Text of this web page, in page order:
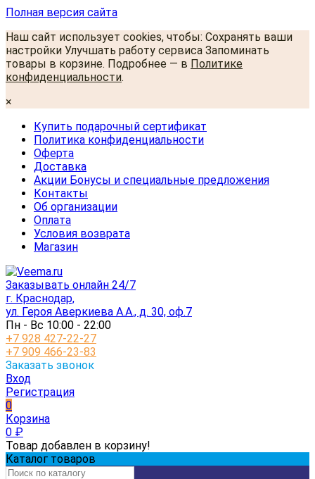
Полная версия сайта
Наш сайт использует cookies, чтобы: Сохранять ваши
настройки Улучшать работу сервиса Запоминать
товары в корзине. Подробнее — в Политике
конфиденциальности.
×
Купить подарочный сертификат
Политика конфиденциальности
Оферта
Доставка
Акции Бонусы и специальные предложения
Контакты
Об организации
Оплата
Условия возврата
Магазин
Заказывать онлайн 24/7
г. Краснодар,
ул. Героя Аверкиева А.А., д. 30, оф.7
Пн - Вс 10:00 - 22:00
+7 928 427-22-27
+7 909 466-23-83
Заказать звонок
Вход
Регистрация
0
Корзина
0 ₽
Товар добавлен в корзину!
Каталог товаров